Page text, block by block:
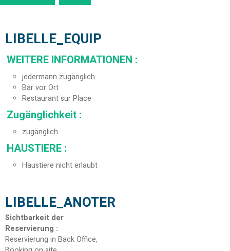
LIBELLE_EQUIP
WEITERE INFORMATIONEN :
jedermann zugänglich
Bar vor Ort
Restaurant sur Place
Zugänglichkeit :
zugänglich
HAUSTIERE :
Haustiere nicht erlaubt
LIBELLE_ANOTER
Sichtbarkeit der
Reservierung :
Reservierung in Back Office